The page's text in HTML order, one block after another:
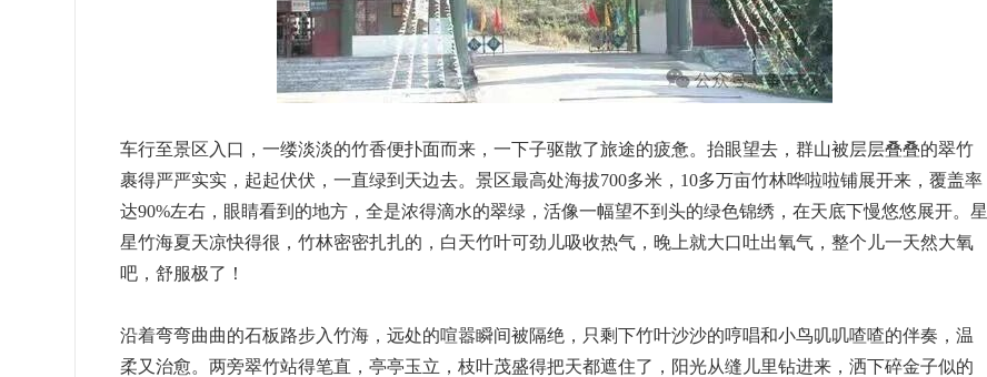
车行至景区入口，一缕淡淡的竹香便扑面而来，一下子驱散了旅途的疲惫。抬眼望去，群山被层层叠叠的翠竹
裹得严严实实，起起伏伏，一直绿到天边去。景区最高处海拔700多米，10多万亩竹林哗啦啦铺展开来，覆盖率
达90%左右，眼睛看到的地方，全是浓得滴水的翠绿，活像一幅望不到头的绿色锦绣，在天底下慢悠悠展开。星
星竹海夏天凉快得很，竹林密密扎扎的，白天竹叶可劲儿吸收热气，晚上就大口吐出氧气，整个儿一天然大氧
吧，舒服极了！
沿着弯弯曲曲的石板路步入竹海，远处的喧嚣瞬间被隔绝，只剩下竹叶沙沙的哼唱和小鸟叽叽喳喳的伴奏，温
柔又治愈。两旁翠竹站得笔直，亭亭玉立，枝叶茂盛得把天都遮住了，阳光从缝儿里钻进来，洒下碎金子似的